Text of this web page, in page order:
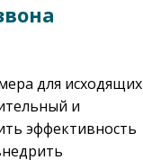
для исходящих
и
эффективность